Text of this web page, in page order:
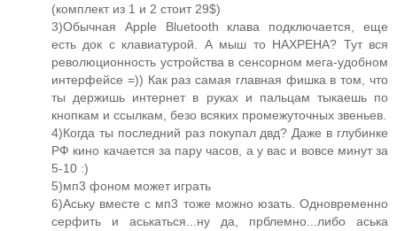
(комплект из 1 и 2 стоит 29$)
3)Обычная Apple Bluetooth клава подключается, еще
есть док с клавиатурой. А мыш то НАХРЕНА? Тут вся
революционность устройства в сенсорном мега-удобном
интерфейсе =)) Как раз самая главная фишка в том, что
ты держишь интернет в руках и пальцам тыкаешь по
кнопкам и ссылкам, безо всяких промежуточных звеньев.
4)Когда ты последний раз покупал двд? Даже в глубинке
РФ кино качается за пару часов, а у вас и вовсе минут за
5-10 :)
5)мп3 фоном может играть
6)Аську вместе с мп3 тоже можно юзать. Одновременно
серфить и аськаться...ну да, прблемно...либо аська